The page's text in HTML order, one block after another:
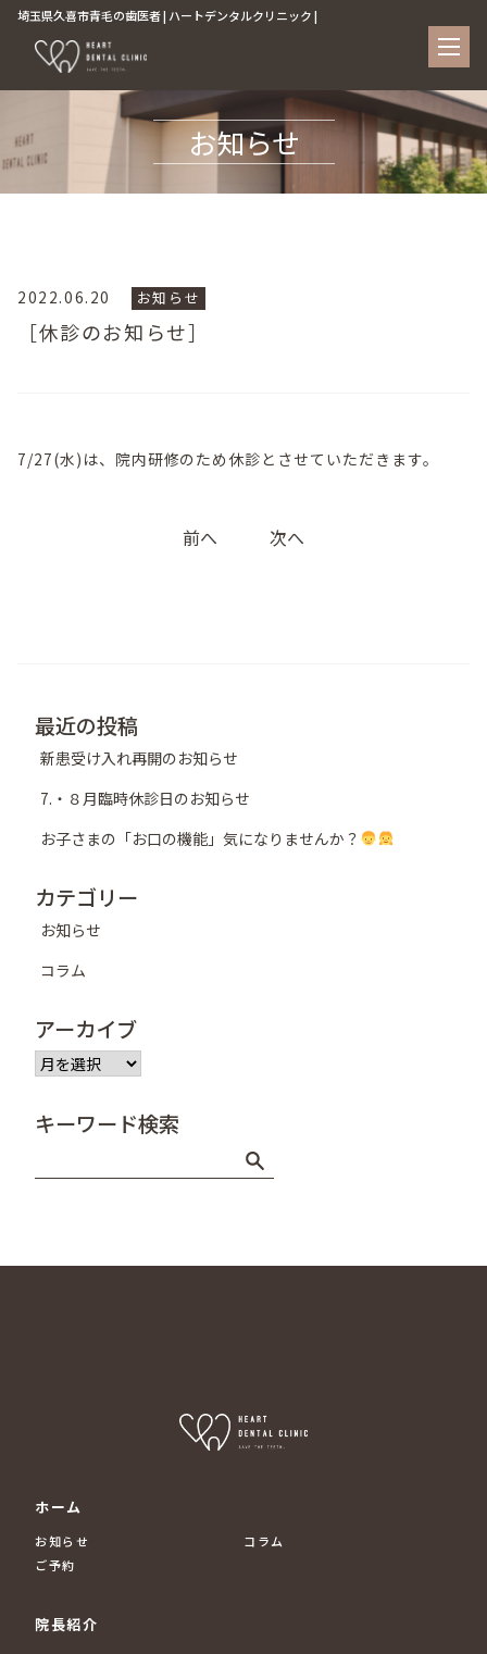
埼玉県久喜市青毛の歯医者 | ハートデンタルクリニック |
お知らせ
2022.06.20 お知らせ
［休診のお知らせ］
7/27(水)は、院内研修のため休診とさせていただきます。
前へ 次へ
最近の投稿
新患受け入れ再開のお知らせ
7.・８月臨時休診日のお知らせ
お子さまの「お口の機能」気になりませんか？
カテゴリー
お知らせ
コラム
アーカイブ
ア
ー
イ
キーワード検索
ホーム
お知らせ
コラム
ご予約
院長紹介